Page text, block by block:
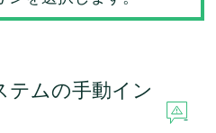
テムの手動イン